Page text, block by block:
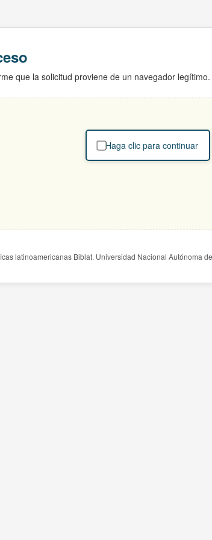
que la solicitud proviene de un navegador legítimo.
Haga clic para continuar
latinoamericanas Biblat. Universidad Nacional Autónoma